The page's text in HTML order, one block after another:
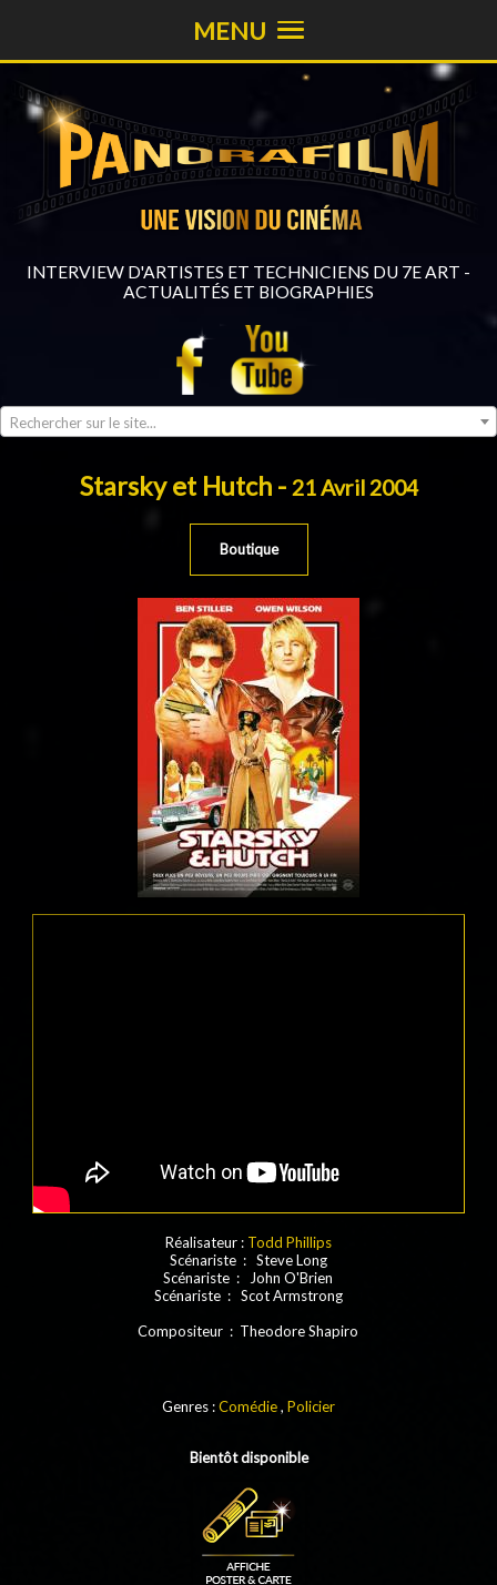
INTERVIEW D'ARTISTES ET TECHNICIENS DU 7E ART -
ACTUALITÉS ET BIOGRAPHIES
Rechercher sur le site...
MENU
Starsky et Hutch - 21 Avril 2004
Boutique
Réalisateur : Todd Phillips
Scénariste : Steve Long
Scénariste : John O'Brien
Scénariste : Scot Armstrong
Compositeur : Theodore Shapiro
Genres :Comédie, Policier
Bientôt disponible